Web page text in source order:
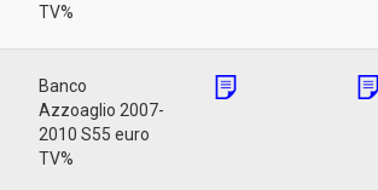
TV%
Banco
Azzoaglio 2007-
2010 S55 euro
TV%